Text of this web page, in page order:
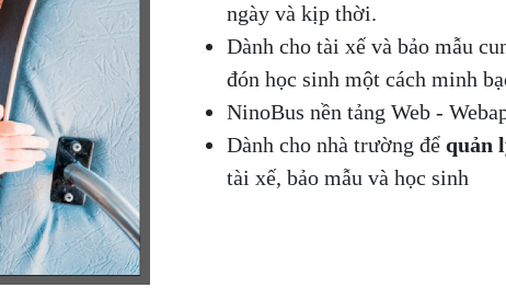
ngày và kịp thời.
Dành cho tài xế và bảo mẫu
đón học sinh một cách minh
NinoBus nền tảng Web -
Dành cho nhà trường để quản
tài xế, bảo mẫu và học sinh